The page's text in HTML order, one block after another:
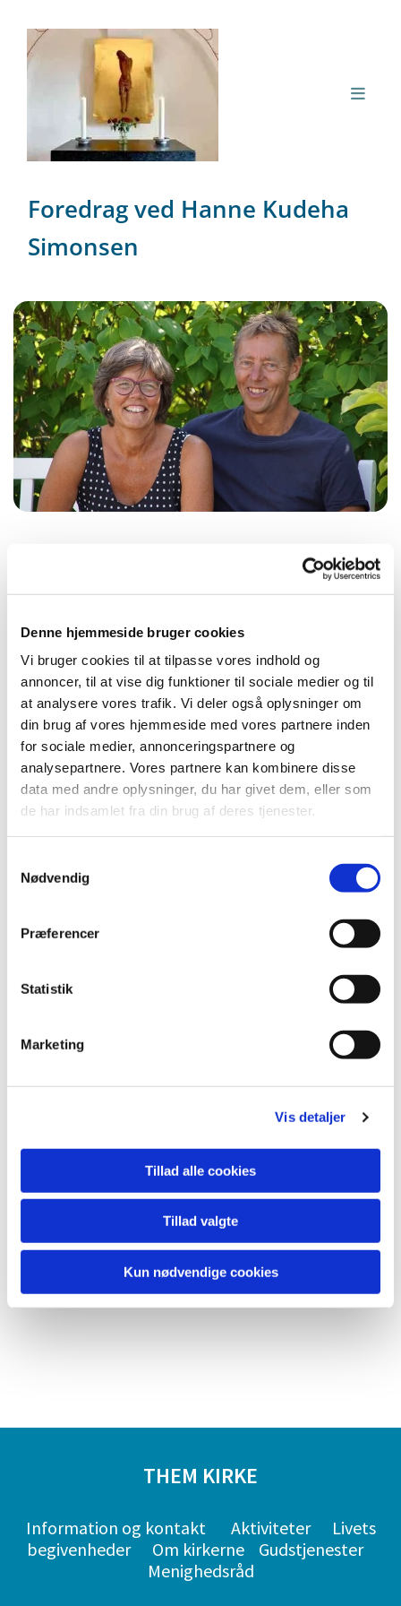
Denne hjemmeside bruger cookies
Vi bruger cookies til at tilpasse vores indhold og
annoncer, til at vise dig funktioner til sociale medier og til
at analysere vores trafik. Vi deler også oplysninger om
din brug af vores hjemmeside med vores partnere inden
for sociale medier, annonceringspartnere og
analysepartnere. Vores partnere kan kombinere disse
data med andre oplysninger, du har givet dem, eller som
de har indsamlet fra din brug af deres tjenester.
Nødvendig
Præferencer
Statistik
Marketing
Vis detaljer
Tillad alle cookies
Tillad valgte
Kun nødvendige cookies
Foredrag ved Hanne Kudeha
Simonsen
Torsdag 12. november 2026, kl. 19:00
- 20:00
Vort liv i Tanzania Som unge rejste de til Tanzania. Det
blev begyndelsen på en fælles historie og oplevelse i en
anden kultur. Hanne Kudeha og Kjeld Simonsen vil
fortælle om deres liv og arbejde i Tanzania udsendt som
missionærer af Danmission.
Du vil måske også kunne
THEM KIRKE
Information og kontakt Aktiviteter
Livets
begivenheder
Om kirkerne
Gudstjenester
Menighedsråd